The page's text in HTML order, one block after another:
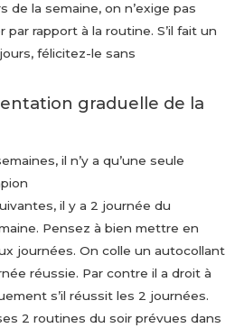
de la semaine, on n’exige pas
par rapport à la routine. S’il fait un
félicitez-le sans
graduelle de la
il n’y a qu’une seule
il y a 2 journée du
Pensez à bien mettre en
journées. On colle un autocollant
réussie. Par contre il a droit à
s’il réussit les 2 journées.
2 routines du soir prévues dans